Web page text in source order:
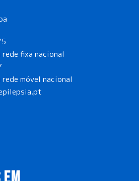
rede fixa nacional
rede móvel nacional